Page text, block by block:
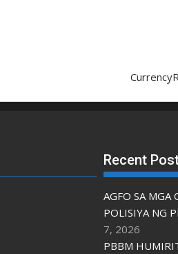
Recent
AGFO SA MGA
POLISIYA NG
7, 2026
PBBM